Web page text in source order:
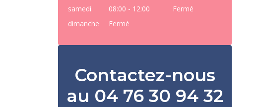
samedi
08:00 - 12:00
Fermé
dimanche
Fermé
Contactez-nous
au 04 76 30 94 32